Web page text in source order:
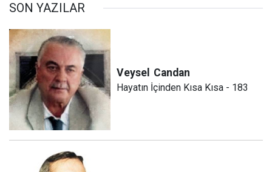
SON YAZILAR
Veysel Candan
Hayatın İçinden Kısa Kısa - 183